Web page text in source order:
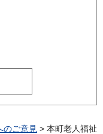
のご意見 > 本町老人福祉